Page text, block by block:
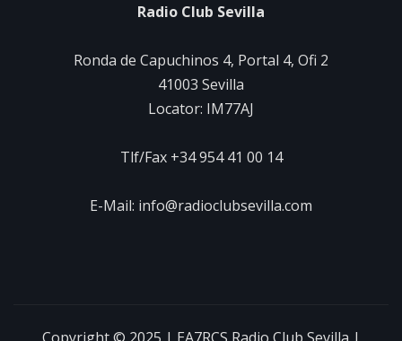
Radio Club Sevilla
Ronda de Capuchinos 4, Portal 4, Ofi 2
41003 Sevilla
Locator: IM77AJ
Tlf/Fax +34 954 41 00 14
E-Mail: info@radioclubsevilla.com